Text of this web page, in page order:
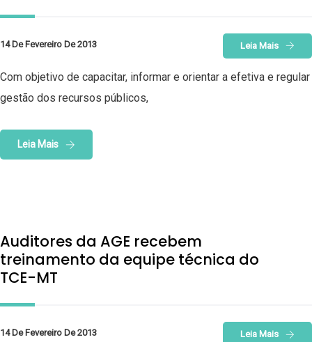
14 De Fevereiro De 2013 Leia Mais
Com objetivo de capacitar, informar e orientar a efetiva e regular
gestão dos recursos públicos,
Leia Mais
Auditores da AGE recebem
treinamento da equipe técnica do
TCE-MT
14 De Fevereiro De 2013 Leia Mais